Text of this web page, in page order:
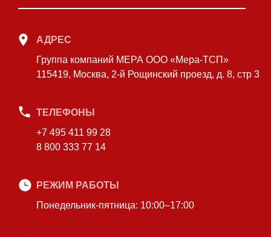
АДРЕС
Группа компаний МЕРА ООО «Мера-ТСП»
115419, Москва, 2-й Рощинский проезд, д. 8, стр 3
ТЕЛЕФОНЫ
+7 495 411 99 28
8 800 333 77 14
РЕЖИМ РАБОТЫ
Понедельник-пятница: 10:00–17:00